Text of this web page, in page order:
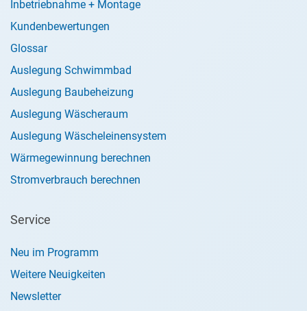
Inbetriebnahme + Montage
Kundenbewertungen
Glossar
Auslegung Schwimmbad
Auslegung Baubeheizung
Auslegung Wäscheraum
Auslegung Wäscheleinensystem
Wärmegewinnung berechnen
Stromverbrauch berechnen
Service
Neu im Programm
Weitere Neuigkeiten
Newsletter